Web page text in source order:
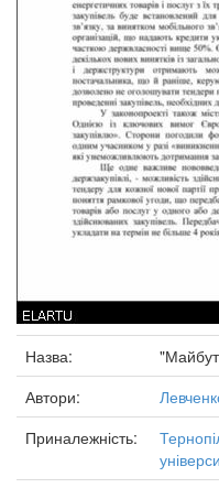
Назва:
Автори:
Приналежність: